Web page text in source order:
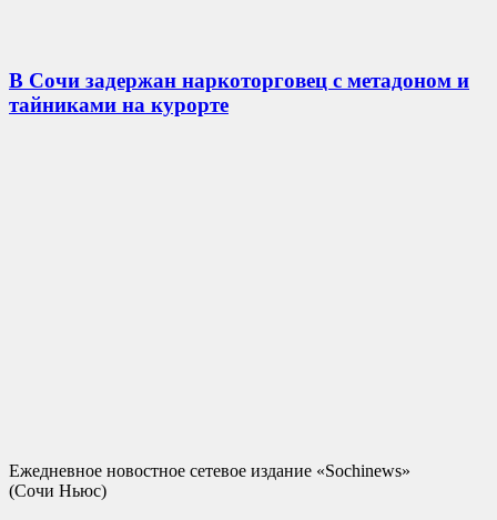
В Сочи задержан наркоторговец с метадоном и
тайниками на курорте
Ежедневное новостное сетевое издание «Sochinews»
(Сочи Ньюс)